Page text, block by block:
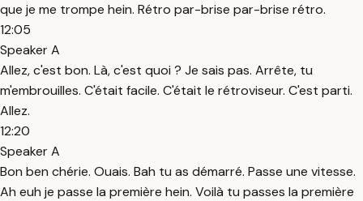
que je me trompe hein. Rétro par-brise par-brise rétro.
12:05
Speaker A
Allez, c'est bon. Là, c'est quoi ? Je sais pas. Arrête, tu
m'embrouilles. C'était facile. C'était le rétroviseur. C'est parti.
Allez.
12:20
Speaker A
Bon ben chérie. Ouais. Bah tu as démarré. Passe une vitesse.
Ah euh je passe la première hein. Voilà tu passes la première